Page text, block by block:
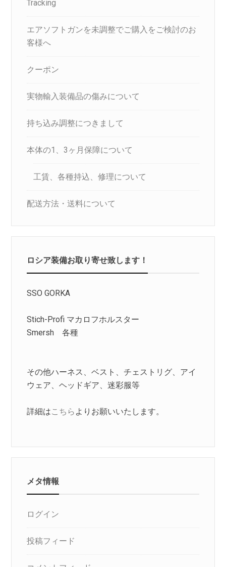
Tracking
エアソフトガンを未調整でご購入をご検討のお
客様へ
クーポン
実物輸入装備品の傷みについて
持ち込み調整につきまして
本体の1、3ヶ月保障について
工賃、各種持込、修理について
配送方法・送料について
ロシア装備お取り寄せ致します！
SSO GORKA
Stich-Profi マカロフホルスター
Smersh 各種
その他ハーネス、ベスト、チェストリグ、アイ
ウェア、ヘッドギア、迷彩服等
詳細はこちら よりお願いいたします。
メタ情報
ログイン
投稿フィード